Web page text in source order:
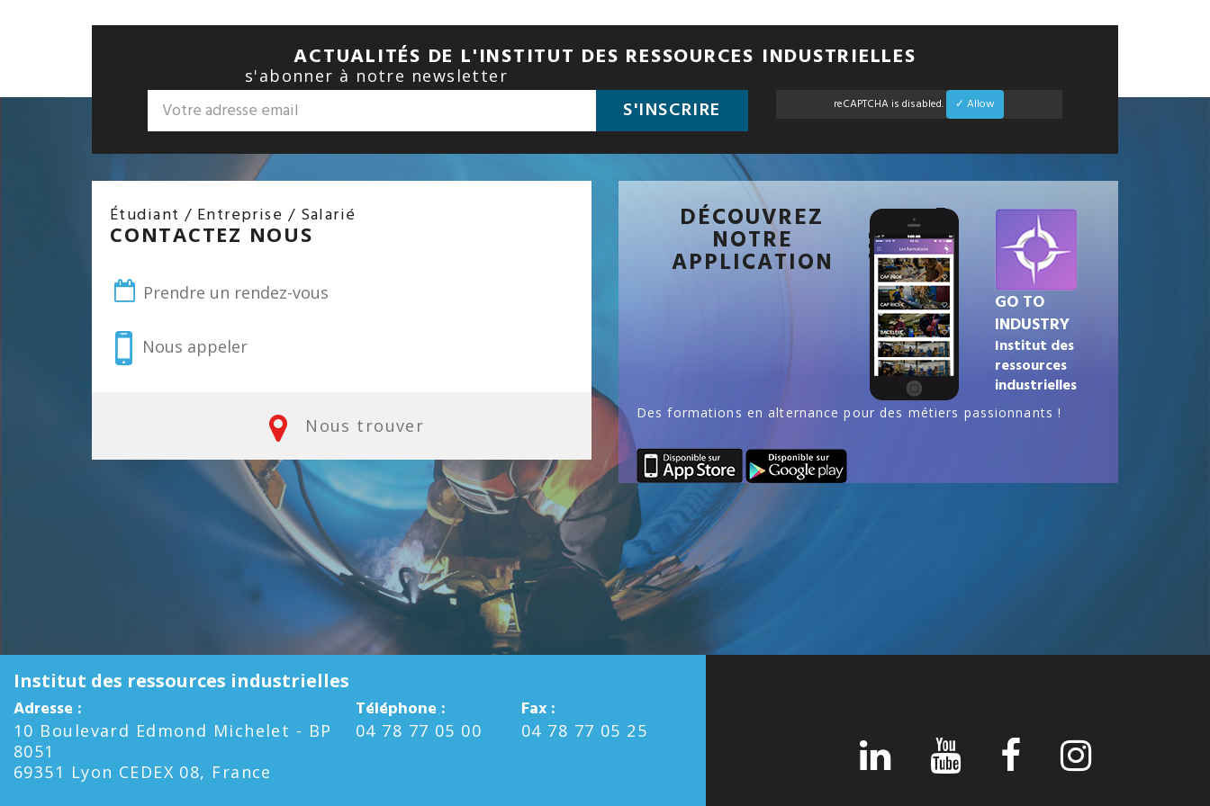
ACTUALITÉS DE L'INSTITUT DES RESSOURCES INDUSTRIELLES
s'abonner à notre newsletter
S'INSCRIRE reCAPTCHA is disabled. ✓ Allow
Étudiant / Entreprise / Salarié
CONTACTEZ NOUS
Prendre un rendez-vous
Nous appeler
Nous trouver
DÉCOUVREZ
NOTRE
APPLICATION
GO TO
INDUSTRY
Institut des
ressources
industrielles
Des formations en alternance pour des métiers passionnants !
Institut des ressources industrielles
Adresse :
10 Boulevard Edmond Michelet - BP
8051
69351 Lyon CEDEX 08, France
Téléphone :
04 78 77 05 00
Fax :
04 78 77 05 25